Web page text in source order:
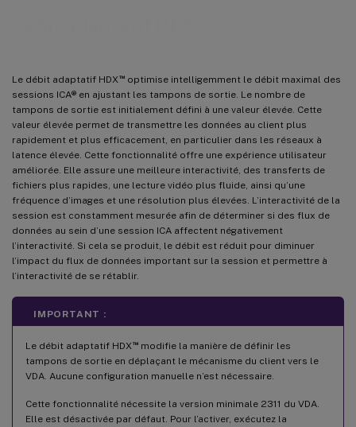
Le débit adaptatif HDX ™optimise intelligemment le débit maximal des
sessions ICA® en ajustant les tampons de sortie. Le nombre de
tampons de sortie est initialement défini à une valeur élevée. Cette
valeur élevée permet de transmettre les données au client plus
rapidement et plus efficacement, en particulier dans les réseaux à
latence élevée. Cette fonctionnalité offre une expérience utilisateur
améliorée. Elle assure une meilleure interactivité, des transferts de
fichiers plus rapides, une lecture vidéo plus fluide, ainsi qu’une
fréquence d’images et une résolution plus élevées. L’interactivité de la
session est constamment mesurée afin de déterminer si des flux de
données au sein d’une session ICA affectent négativement
l’interactivité. Si cela se produit, le débit est réduit pour diminuer
l’impact du flux de données important sur la session et permettre à
l’interactivité de se rétablir.
IMPORTANT :
Le débit adaptatif HDX ™modifie la manière de définir les
tampons de sortie en déplaçant le mécanisme du client vers le
VDA. Aucune configuration manuelle n’est nécessaire.
Cette fonctionnalité nécessite la version minimale 2311 du VDA.
Elle est désactivée par défaut. Pour l’activer, exécutez la